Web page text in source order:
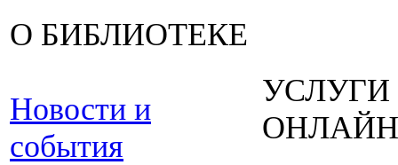
О БИБЛИОТЕКЕ
Новости и
события
УСЛУГИ
ОНЛАЙН